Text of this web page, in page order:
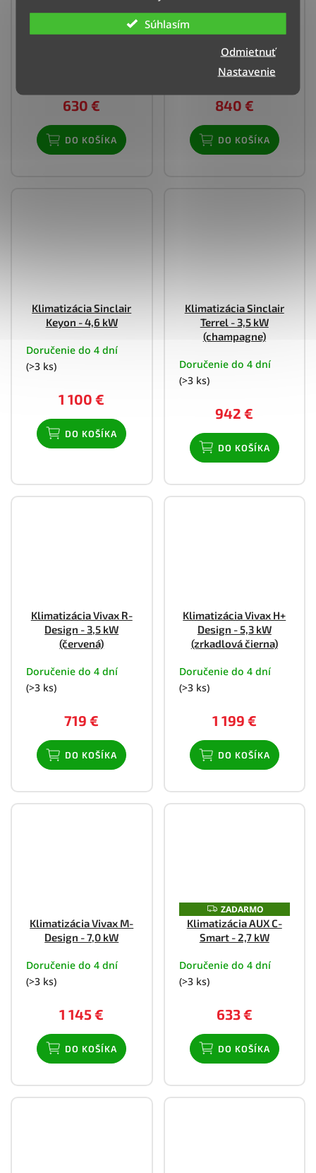
Súhlasím
Nastavenie
Odmietnuť
Klimatizácia Midea
Xtreme Save - 3,5 kW
630 €
DO KOŠÍKA
Klimatizácia Samsung
Zistite dostupnosť –
ozvite sa nám
840 €
DO KOŠÍKA
Klimatizácia Sinclair
Keyon - 4,6 kW
Doručenie do 4 dní
(>3 ks)
1 100 €
DO KOŠÍKA
Klimatizácia Sinclair
Terrel - 3,5 kW
(champagne)
Doručenie do 4 dní
(>3 ks)
942 €
DO KOŠÍKA
Klimatizácia Vivax R-
Design - 3,5 kW
(červená)
Doručenie do 4 dní
(>3 ks)
719 €
DO KOŠÍKA
Klimatizácia Vivax H+
Design - 5,3 kW
(zrkadlová čierna)
Doručenie do 4 dní
(>3 ks)
1 199 €
DO KOŠÍKA
Klimatizácia Vivax M-
Design - 7,0 kW
Doručenie do 4 dní
(>3 ks)
1 145 €
DO KOŠÍKA
Z
A
D
A
O
ZADARMO
Klimatizácia AUX C-
Smart - 2,7 kW
Doručenie do 4 dní
(>3 ks)
633 €
DO KOŠÍKA